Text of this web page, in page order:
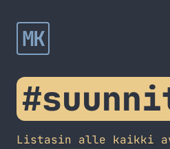
MK
Listasin alle kaikki